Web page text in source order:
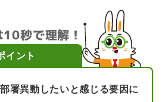
10秒で理解！
イント
署異動したいと感じる要因に